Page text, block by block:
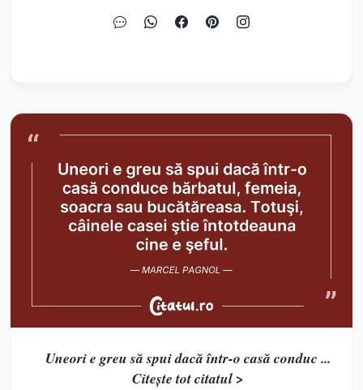
Uneori e greu să spui dacă într-o casă conduc ...
Citește tot citatul >